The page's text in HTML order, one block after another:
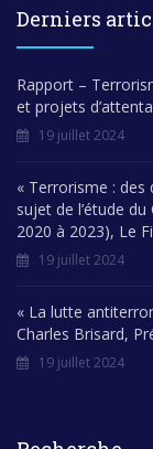
Derniers
Rapport –
et projets
19 juillet 2024
« Terrorisme : des
sujet de l’étude
2020 à 2023), Le
19 juillet 2024
« La lutte
Charles Brisard,
19 juillet 2024